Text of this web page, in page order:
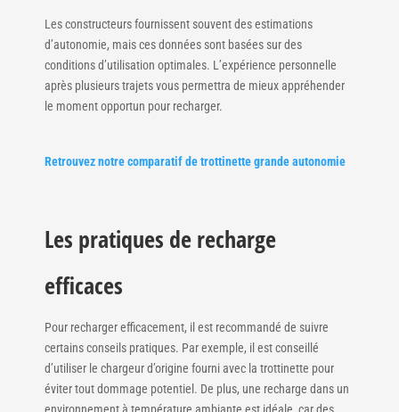
Les constructeurs fournissent souvent des estimations
d’autonomie, mais ces données sont basées sur des
conditions d’utilisation optimales. L’expérience personnelle
après plusieurs trajets vous permettra de mieux appréhender
le moment opportun pour recharger.
Retrouvez notre comparatif de trottinette grande autonomie
Les pratiques de recharge
efficaces
Pour recharger efficacement, il est recommandé de suivre
certains conseils pratiques. Par exemple, il est conseillé
d’utiliser le chargeur d’origine fourni avec la trottinette pour
éviter tout dommage potentiel. De plus, une recharge dans un